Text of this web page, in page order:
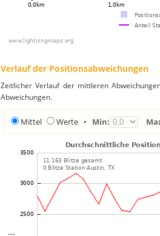
Verlauf der Positionsabweichungen
Zeitlicher Verlauf der mittleren
Abweichungen.
Mittel Werte • Min: